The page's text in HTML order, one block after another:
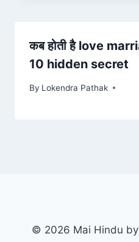
कब होती है love
10 hidden secret
By Lokendra Pathak
© 2026 Mai Hindu